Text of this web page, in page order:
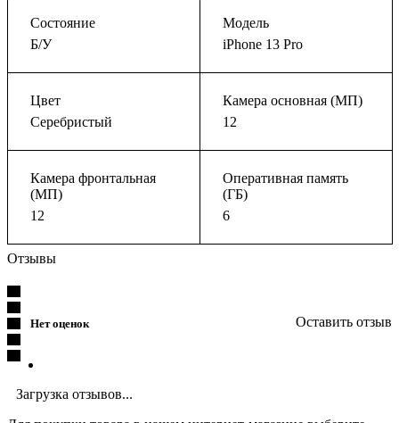
Состояние
Б/У
Модель
iPhone 13 Pro
Цвет
Серебристый
Камера основная (МП)
12
Камера фронтальная
(МП)
12
Оперативная память
(ГБ)
6
Отзывы
Нет оценок Оставить отзыв
Загрузка отзывов...